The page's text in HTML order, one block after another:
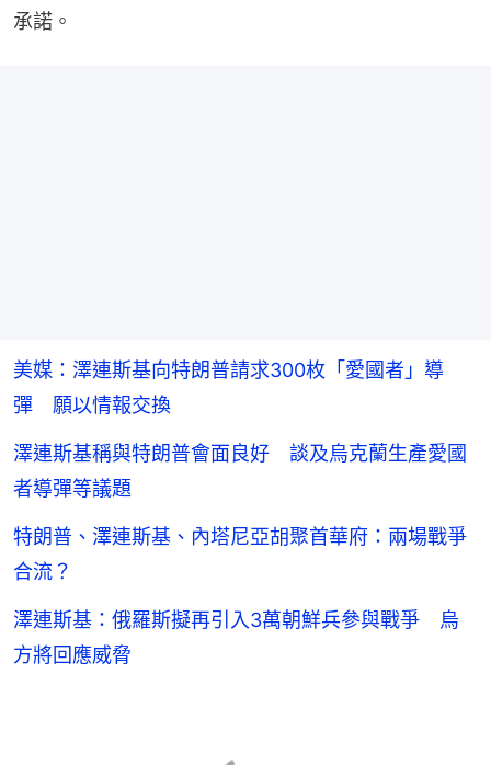
承諾。
美媒：澤連斯基向特朗普請求300枚「愛國者」導
彈 願以情報交換
澤連斯基稱與特朗普會面良好 談及烏克蘭生產愛國
者導彈等議題
特朗普、澤連斯基、內塔尼亞胡聚首華府：兩場戰爭
合流？
澤連斯基：俄羅斯擬再引入3萬朝鮮兵參與戰爭 烏
方將回應威脅